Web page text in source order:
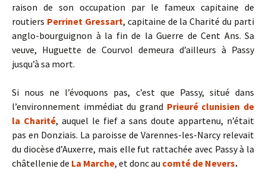
raison de son occupation par le fameux capitaine de
routiers Perrinet Gressart, capitaine de la Charité du parti
anglo-bourguignon à la fin de la Guerre de Cent Ans. Sa
veuve, Huguette de Courvol demeura d’ailleurs à Passy
jusqu’à sa mort.
Si nous ne l’évoquons pas, c’est que Passy, situé dans
l’environnement immédiat du grand Prieuré clunisien de
la Charité, auquel le fief a sans doute appartenu, n’était
pas en Donziais. La paroisse de Varennes-les-Narcy relevait
du diocèse d’Auxerre, mais elle fut rattachée avec Passy à la
châtellenie de La Marche, et donc au comté de Nevers.